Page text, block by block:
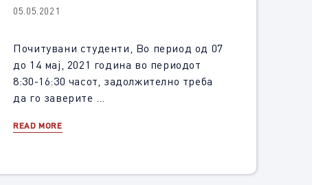
05.05.2021
Почитувани студенти, Во период од 07
до 14 мај, 2021 година во периодот
8:30-16:30 часот, задолжително треба
да го заверите …
READ MORE